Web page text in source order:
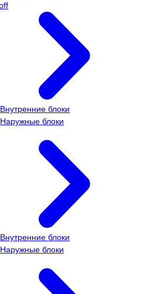
Внутренние блоки
Наружные блоки
Внутренние блоки
Наружные блоки